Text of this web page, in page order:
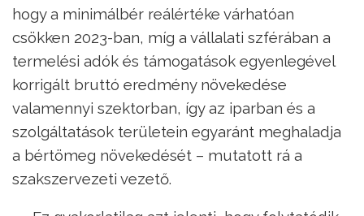
hogy a minimálbér reálértéke várhatóan
csökken 2023-ban, míg a vállalati szférában a
termelési adók és támogatások egyenlegével
korrigált bruttó eredmény növekedése
valamennyi szektorban, így az iparban és a
szolgáltatások területein egyaránt meghaladja
a bértömeg növekedését – mutatott rá a
szakszervezeti vezető.